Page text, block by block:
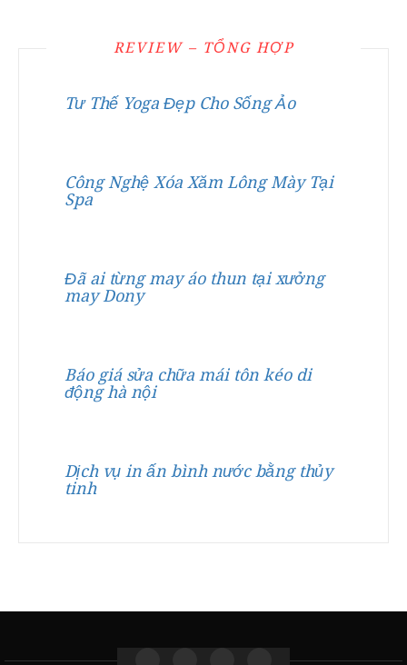
REVIEW – TỔNG HỢP
Tư Thế Yoga Đẹp Cho Sống Ảo
Công Nghệ Xóa Xăm Lông Mày Tại
Spa
Đã ai từng may áo thun tại xưởng
may Dony
Báo giá sửa chữa mái tôn kéo di
động hà nội
Dịch vụ in ấn bình nước bằng thủy
tinh